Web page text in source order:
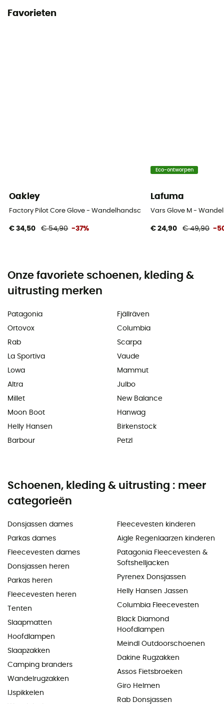
Favorieten
Oakley
Factory Pilot Core Glove - Wandelhandschoenen
€ 34,50 € 54,90 -37%
Eco-ontworpen
Lafuma
Vars Glove M -
€ 24,90 € 49,90 -
Onze favoriete schoenen, kleding &
uitrusting merken
Patagonia
Ortovox
Rab
La Sportiva
Lowa
Altra
Millet
Moon Boot
Helly Hansen
Barbour
Fjällräven
Columbia
Scarpa
Vaude
Mammut
Julbo
New Balance
Hanwag
Birkenstock
Petzl
Schoenen, kleding & uitrusting : meer
categorieën
Donsjassen dames
Parkas dames
Fleecevesten dames
Donsjassen heren
Parkas heren
Fleecevesten heren
Tenten
Slaapmatten
Hoofdlampen
Slaapzakken
Camping branders
Wandelrugzakken
IJspikkelen
Fleecevesten kinderen
Aigle Regenlaarzen kinderen
Patagonia Fleecevesten &
Softshelljacken
Pyrenex Donsjassen
Helly Hansen Jassen
Columbia Fleecevesten
Black Diamond
Hoofdlampen
Meindl Outdoorschoenen
Dakine Rugzakken
Assos Fietsbroeken
Giro Helmen
Rab Donsjassen